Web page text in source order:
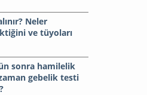
Neler
ve tüyoları
sonra hamilelik
gebelik testi